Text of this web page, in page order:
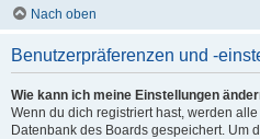
Nach oben
Benutzerpräferenzen und -
Wie kann ich meine Einstellungen
Wenn du dich registriert hast, werden
Datenbank des Boards gespeichert. Um